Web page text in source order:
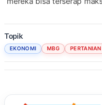
Topik
EKONOMI MBG PERTANIAN